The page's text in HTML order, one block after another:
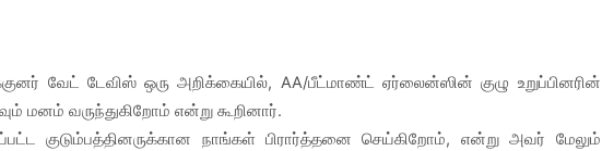
வேட் டேவிஸ் ஒரு அறிக்கையில், AA/பீட்மாண்ட் ஏர்லைன்ஸின் குழு உறுப்பினரின்
மனம் வருந்துகிறோம் என்று கூறினார்.
குடும்பத்தினருக்கான நாங்கள் பிரார்த்தனை செய்கிறோம், என்று அவர் மேலும்